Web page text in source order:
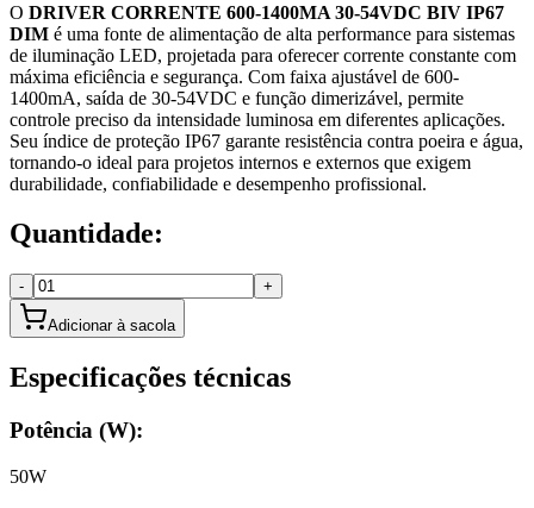
O DRIVER CORRENTE 600-1400MA 30-54VDC BIV IP67
DIM é uma fonte de alimentação de alta performance para sistemas
de iluminação LED, projetada para oferecer corrente constante com
máxima eficiência e segurança. Com faixa ajustável de 600-
1400mA, saída de 30-54VDC e função dimerizável, permite
controle preciso da intensidade luminosa em diferentes aplicações.
Seu índice de proteção IP67 garante resistência contra poeira e água,
tornando-o ideal para projetos internos e externos que exigem
durabilidade, confiabilidade e desempenho profissional.
Quantidade:
- +
Adicionar à sacola
Especificações técnicas
Potência (W):
50W